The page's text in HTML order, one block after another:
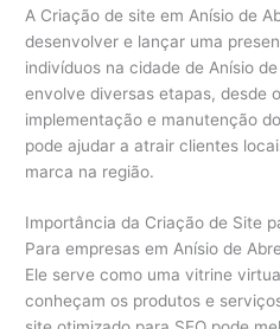
A Criação de site em Anísio de
desenvolver e lançar uma
indivíduos na cidade de Anísio
envolve diversas etapas, desde
implementação e manutenção
pode ajudar a atrair clientes
marca na região.
Importância da Criação de Site
Para empresas em Anísio de
Ele serve como uma vitrine
conheçam os produtos e